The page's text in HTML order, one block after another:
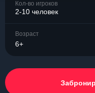
Кол-во игроков
2-10 человек
Возраст
6+